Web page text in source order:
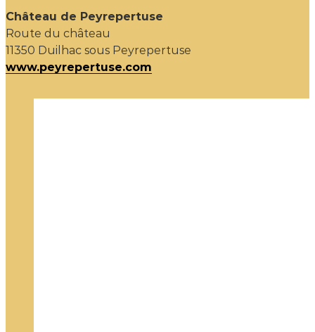
Château de Peyrepertuse
Route du château
11350 Duilhac sous Peyrepertuse
www.peyrepertuse.com